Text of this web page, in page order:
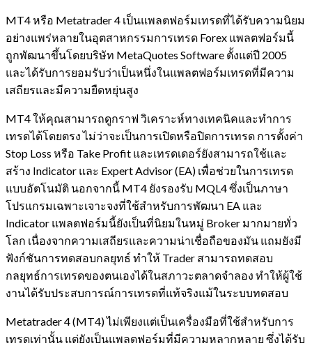
MT4 หรือ Metatrader 4 เป็นแพลตฟอร์มเทรดที่ได้รับความนิยม
อย่างแพร่หลายในอุตสาหกรรมการเทรด Forex แพลตฟอร์มนี้
ถูกพัฒนาขึ้นโดยบริษัท MetaQuotes Software ตั้งแต่ปี 2005
และได้รับการยอมรับว่าเป็นหนึ่งในแพลตฟอร์มเทรดที่มีความ
เสถียรและมีความยืดหยุ่นสูง
MT4 ให้คุณสามารถดูกราฟ วิเคราะห์ทางเทคนิคและทำการ
เทรดได้โดยตรง ไม่ว่าจะเป็นการเปิดหรือปิดการเทรด การตั้งค่า
Stop Loss หรือ Take Profit และเทรดเดอร์ยังสามารถใช้และ
สร้าง Indicator และ Expert Advisor (EA) เพื่อช่วยในการเทรด
แบบอัตโนมัติ นอกจากนี้ MT4 ยังรองรับ MQL4 ซึ่งเป็นภาษา
โปรแกรมเฉพาะเจาะจงที่ใช้สำหรับการพัฒนา EA และ
Indicator แพลตฟอร์มนี้ยังเป็นที่นิยมในหมู่ Broker มากมายทั่ว
โลก เนื่องจากความเสถียรและความน่าเชื่อถือของมัน แถมยังมี
ฟังก์ชันการทดสอบกลยุทธ์ ทำให้ Trader สามารถทดสอบ
กลยุทธ์การเทรดของตนเองได้ในสภาวะตลาดจำลอง ทำให้ผู้ใช้
งานได้รับประสบการณ์การเทรดที่แท้จริงแม้ในระบบทดสอบ
Metatrader 4 (MT4) ไม่เพียงแต่เป็นเครื่องมือที่ใช้สำหรับการ
เทรดเท่านั้น แต่ยังเป็นแพลตฟอร์มที่มีความหลากหลาย ซึ่งได้รับ